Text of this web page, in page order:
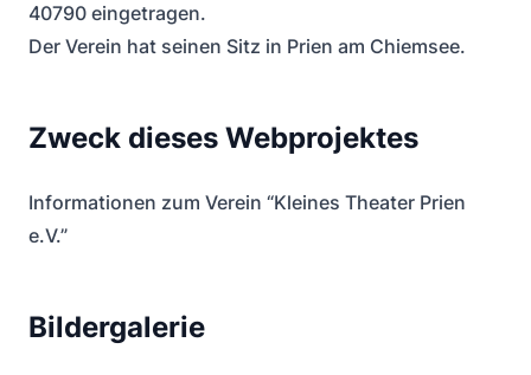
40790 eingetragen.
Der Verein hat seinen Sitz in Prien am Chiemsee.
Zweck dieses Webprojektes
Informationen zum Verein “Kleines Theater Prien
e.V.”
Bildergalerie